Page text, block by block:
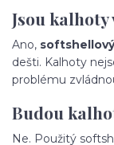
Jsou
Ano,
dešti. Kalhoty
problému
Budou
Ne. Použitý